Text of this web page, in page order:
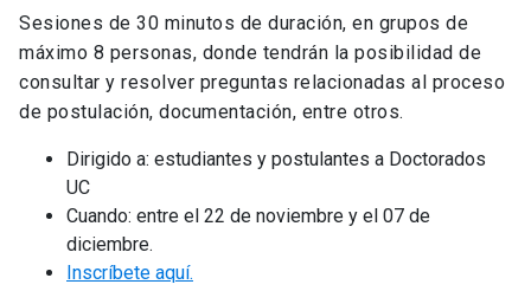
Sesiones de 30 minutos de duración, en grupos de
máximo 8 personas, donde tendrán la posibilidad de
consultar y resolver preguntas relacionadas al proceso
de postulación, documentación, entre otros.
Dirigido a: estudiantes y postulantes a Doctorados
UC
Cuando: entre el 22 de noviembre y el 07 de
diciembre.
Inscríbete aquí.